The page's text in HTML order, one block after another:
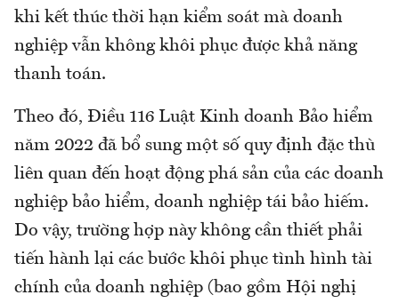
khi kết thúc thời hạn kiểm soát mà doanh
nghiệp vẫn không khôi phục được khả năng
thanh toán.
Theo đó, Điều 116 Luật Kinh doanh Bảo hiểm
năm 2022 đã bổ sung một số quy định đặc thù
liên quan đến hoạt động phá sản của các doanh
nghiệp bảo hiểm, doanh nghiệp tái bảo hiếm.
Do vậy, trường hợp này không cần thiết phải
tiến hành lại các bước khôi phục tình hình tài
chính của doanh nghiệp (bao gồm Hội nghị